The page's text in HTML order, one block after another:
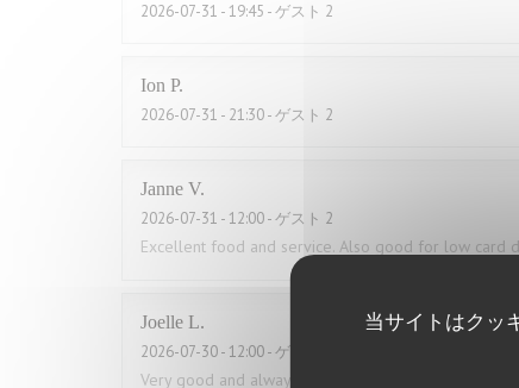
当サイトはクッ
2026-07-31 - 19:45 - ゲスト 2
Ion P
2026-07-31 - 21:30 - ゲスト 2
Janne V
2026-07-31 - 12:00 - ゲスト 2
Excellent food and service. Also good for low card
Joelle L
2026-07-30- 12:00 - ゲスト 2
Very good and always great service